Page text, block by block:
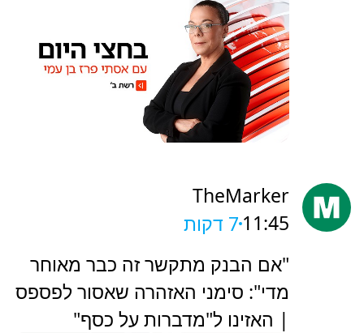
TheMarker
11:45 7 דקות
‏"אם הבנק מתקשר זה כבר מאוחר
מדי": סימני האזהרה שאסור לפספס
| האזינו ל"מדברות על כסף"